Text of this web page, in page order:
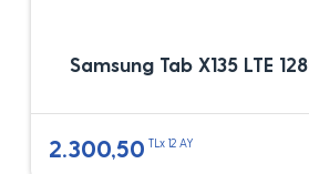
Samsung Tab X135 LTE
2.300,50 TLx 12 AY